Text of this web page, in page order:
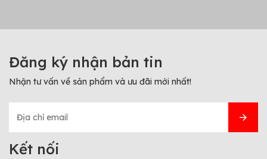
Đăng ký nhận bản tin
Nhận tư vấn về sản phẩm và ưu đãi mới nhất!
Kết nối